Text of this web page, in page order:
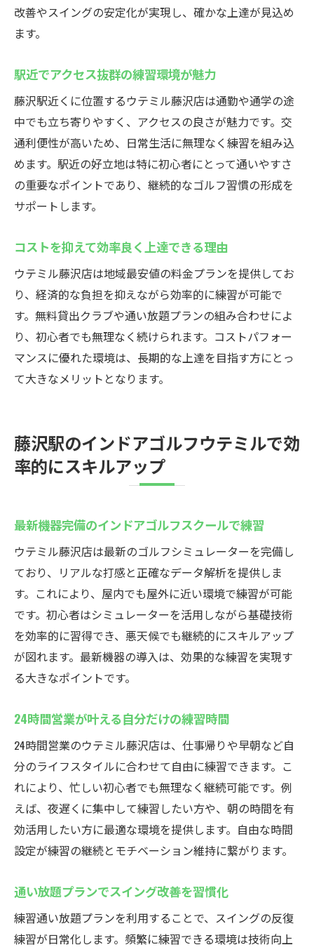
改善やスイングの安定化が実現し、確かな上達が見込め
ます。
駅近でアクセス抜群の練習環境が魅力
藤沢駅近くに位置するウテミル藤沢店は通勤や通学の途
中でも立ち寄りやすく、アクセスの良さが魅力です。交
通利便性が高いため、日常生活に無理なく練習を組み込
めます。駅近の好立地は特に初心者にとって通いやすさ
の重要なポイントであり、継続的なゴルフ習慣の形成を
サポートします。
コストを抑えて効率良く上達できる理由
ウテミル藤沢店は地域最安値の料金プランを提供してお
り、経済的な負担を抑えながら効率的に練習が可能で
す。無料貸出クラブや通い放題プランの組み合わせによ
り、初心者でも無理なく続けられます。コストパフォー
マンスに優れた環境は、長期的な上達を目指す方にとっ
て大きなメリットとなります。
藤沢駅のインドアゴルフウテミルで効
率的にスキルアップ
最新機器完備のインドアゴルフスクールで練習
ウテミル藤沢店は最新のゴルフシミュレーターを完備し
ており、リアルな打感と正確なデータ解析を提供しま
す。これにより、屋内でも屋外に近い環境で練習が可能
です。初心者はシミュレーターを活用しながら基礎技術
を効率的に習得でき、悪天候でも継続的にスキルアップ
が図れます。最新機器の導入は、効果的な練習を実現す
る大きなポイントです。
24時間営業が叶える自分だけの練習時間
24時間営業のウテミル藤沢店は、仕事帰りや早朝など自
分のライフスタイルに合わせて自由に練習できます。こ
れにより、忙しい初心者でも無理なく継続可能です。例
えば、夜遅くに集中して練習したい方や、朝の時間を有
効活用したい方に最適な環境を提供します。自由な時間
設定が練習の継続とモチベーション維持に繋がります。
通い放題プランでスイング改善を習慣化
練習通い放題プランを利用することで、スイングの反復
練習が日常化します。頻繁に練習できる環境は技術向上